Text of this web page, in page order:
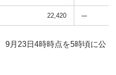
22,420
9月23日4時時点を5時頃に公